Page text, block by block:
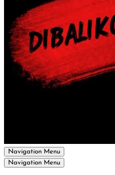
Navigation Menu
Navigation Menu